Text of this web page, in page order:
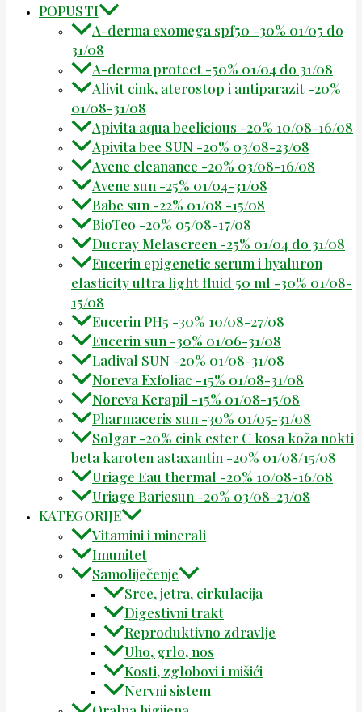
POPUSTI
A-derma exomega spf50 -30% 01/05 do
31/08
A-derma protect -50% 01/04 do 31/08
Alivit cink, aterostop i antiparazit -20%
01/08-31/08
Apivita aqua beelicious -20% 10/08-16/08
Apivita bee SUN -20% 03/08-23/08
Avene cleanance -20% 03/08-16/08
Avene sun -25% 01/04-31/08
Babe sun -22% 01/08 -15/08
BioTeo -20% 05/08-17/08
Ducray Melascreen -25% 01/04 do 31/08
Eucerin epigenetic serum i hyaluron
elasticity ultra light fluid 50 ml -30% 01/08-
15/08
Eucerin PH5 -30% 10/08-27/08
Eucerin sun -30% 01/06-31/08
Ladival SUN -20% 01/08-31/08
Noreva Exfoliac -15% 01/08-31/08
Noreva Kerapil -15% 01/08-15/08
Pharmaceris sun -30% 01/05-31/08
Solgar -20% cink ester C kosa koža nokti
beta karoten astaxantin -20% 01/08/15/08
Uriage Eau thermal -20% 10/08-16/08
Uriage Bariesun -20% 03/08-23/08
KATEGORIJE
Vitamini i minerali
Imunitet
Samoliječenje
Srce, jetra, cirkulacija
Digestivni trakt
Reproduktivno zdravlje
Uho, grlo, nos
Kosti, zglobovi i mišići
Nervni sistem